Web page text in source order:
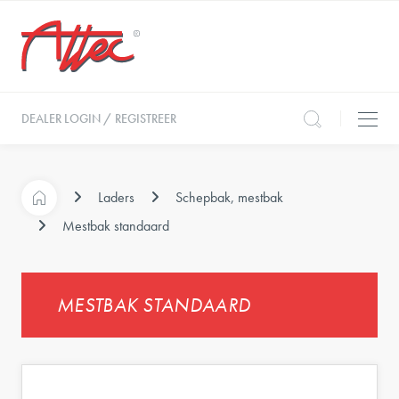
DEALER LOGIN / REGISTREER
Laders
Schepbak, mestbak
Mestbak standaard
MESTBAK STANDAARD